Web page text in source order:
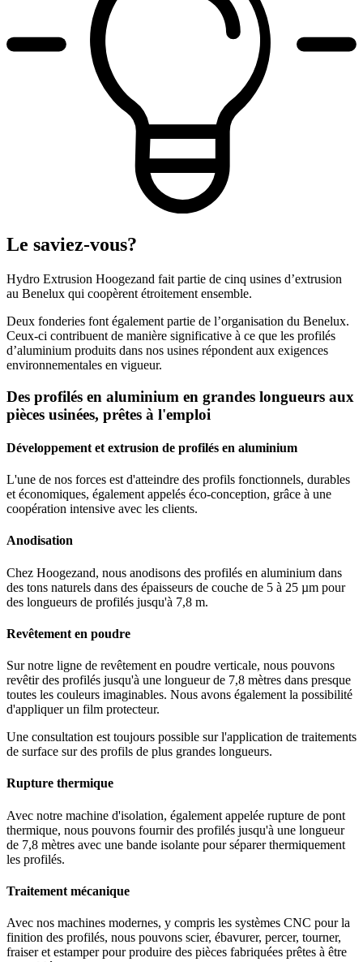
Le saviez-vous?
Hydro Extrusion Hoogezand fait partie de cinq usines d’extrusion
au Benelux qui coopèrent étroitement ensemble.
Deux fonderies font également partie de l’organisation du Benelux.
Ceux-ci contribuent de manière significative à ce que les profilés
d’aluminium produits dans nos usines répondent aux exigences
environnementales en vigueur.
Des profilés en aluminium en grandes longueurs aux
pièces usinées, prêtes à l'emploi
Développement et extrusion de profilés en aluminium
L'une de nos forces est d'atteindre des profils fonctionnels, durables
et économiques, également appelés éco-conception, grâce à une
coopération intensive avec les clients.
Anodisation
Chez Hoogezand, nous anodisons des profilés en aluminium dans
des tons naturels dans des épaisseurs de couche de 5 à 25 µm pour
des longueurs de profilés jusqu'à 7,8 m.
Revêtement en poudre
Sur notre ligne de revêtement en poudre verticale, nous pouvons
revêtir des profilés jusqu'à une longueur de 7,8 mètres dans presque
toutes les couleurs imaginables. Nous avons également la possibilité
d'appliquer un film protecteur.
Une consultation est toujours possible sur l'application de traitements
de surface sur des profils de plus grandes longueurs.
Rupture thermique
Avec notre machine d'isolation, également appelée rupture de pont
thermique, nous pouvons fournir des profilés jusqu'à une longueur
de 7,8 mètres avec une bande isolante pour séparer thermiquement
les profilés.
Traitement mécanique
Avec nos machines modernes, y compris les systèmes CNC pour la
finition des profilés, nous pouvons scier, ébavurer, percer, tourner,
fraiser et estamper pour produire des pièces fabriquées prêtes à être